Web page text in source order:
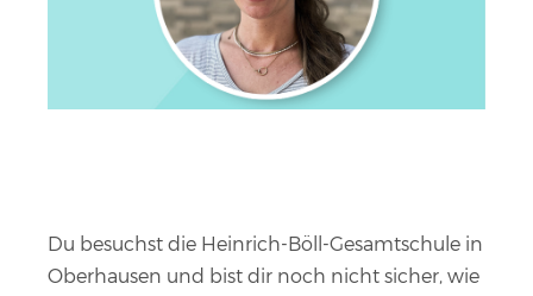
Du besuchst die Heinrich-Böll-Gesamtschule in
Oberhausen und bist dir noch nicht sicher, wie